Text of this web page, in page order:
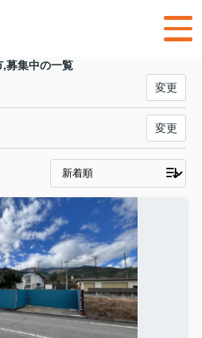
,募集中の一覧
変更
変更